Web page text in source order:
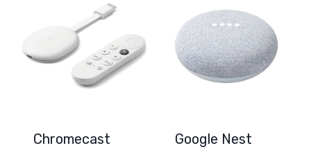
Chromecast
Google Nest